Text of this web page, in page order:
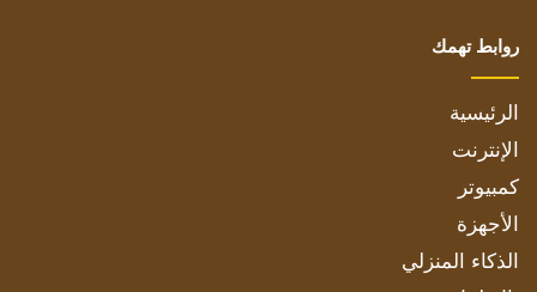
روابط تهمك
الرئيسية
الإنترنت
كمبيوتر
الأجهزة
الذكاء المنزلي